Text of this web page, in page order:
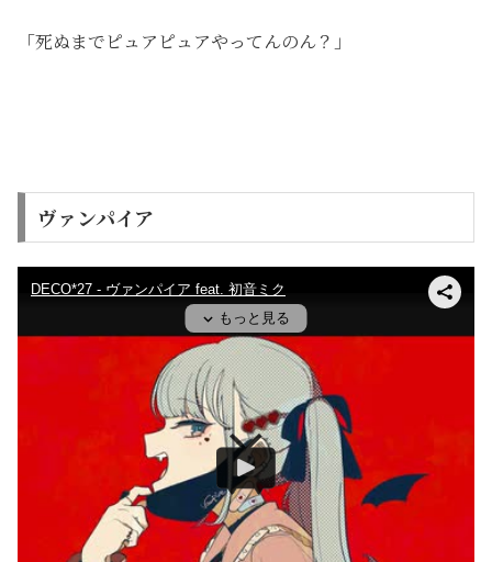
「死ぬまでピュアピュアやってんのん？」
ヴァンパイア